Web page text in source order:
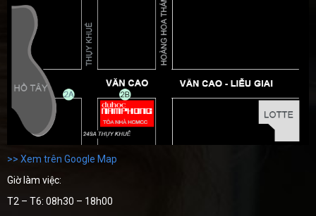
>> Xem trên Google Map
Giờ làm việc:
T2 – T6: 08h30 – 18h00